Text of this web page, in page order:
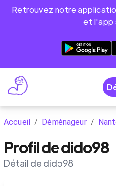
Retrouvez notre
et l'app
Accueil / Déménageur /
Profil de dido98
Détail de dido98